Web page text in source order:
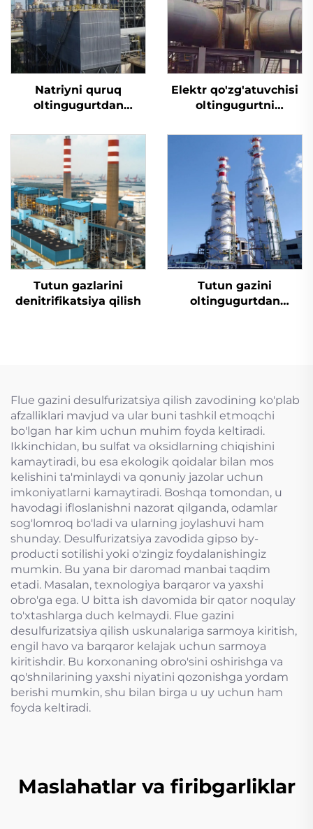
Natriyni quruq
oltingugurtdan
Elektr qo'zg'atuvchisi
oltingugurtni
mo'ljallangan tiqin
valfi
Tutun gazlarini
denitrifikatsiya qilish
Tutun gazini
oltingugurtdan
Flue gazini desulfurizatsiya qilish zavodining ko'plab
afzalliklari mavjud va ular buni tashkil etmoqchi
bo'lgan har kim uchun muhim foyda keltiradi.
Ikkinchidan, bu sulfat va oksidlarning chiqishini
kamaytiradi, bu esa ekologik qoidalar bilan mos
kelishini ta'minlaydi va qonuniy jazolar uchun
imkoniyatlarni kamaytiradi. Boshqa tomondan, u
havodagi ifloslanishni nazorat qilganda, odamlar
sog'lomroq bo'ladi va ularning joylashuvi ham
shunday. Desulfurizatsiya zavodida gipso by-
producti sotilishi yoki o'zingiz foydalanishingiz
mumkin. Bu yana bir daromad manbai taqdim
etadi. Masalan, texnologiya barqaror va yaxshi
obro'ga ega. U bitta ish davomida bir qator noqulay
to'xtashlarga duch kelmaydi. Flue gazini
desulfurizatsiya qilish uskunalariga sarmoya kiritish,
engil havo va barqaror kelajak uchun sarmoya
kiritishdir. Bu korxonaning obro'sini oshirishga va
qo'shnilarining yaxshi niyatini qozonishga yordam
berishi mumkin, shu bilan birga u uy uchun ham
foyda keltiradi.
Maslahatlar va firibgarliklar